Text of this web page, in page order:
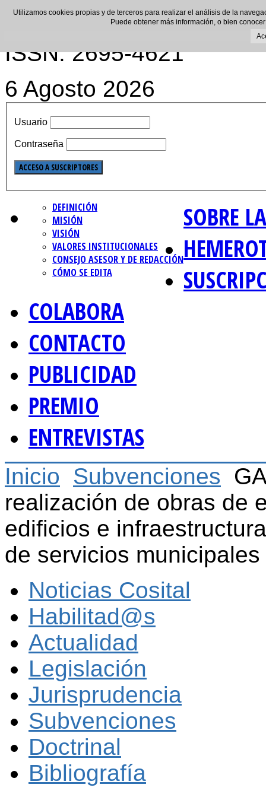
ISSN: 2695-4621
6 Agosto 2026
Usuario
Contraseña
SOBRE
DEFINICIÓN
MISIÓN
VISIÓN
VALORES INSTITUCIONALES
CONSEJO ASESOR Y DE REDACCIÓN
CÓMO SE EDITA
COLABORA
CONTACTO
PUBLICIDAD
PREMIO
ENTREVISTAS
Inicio Subvenciones
realización de obras de
edificios e
de servicios
Noticias Cosital
Habilitad@s
Actualidad
Legislación
Jurisprudencia
Subvenciones
Doctrinal
Bibliografía
Utilizamos cookies propias y de terceros para realizar el análisis de la
Puede obtener más información, o bien